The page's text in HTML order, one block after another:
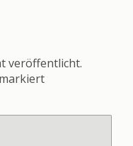
veröffentlicht.
markiert